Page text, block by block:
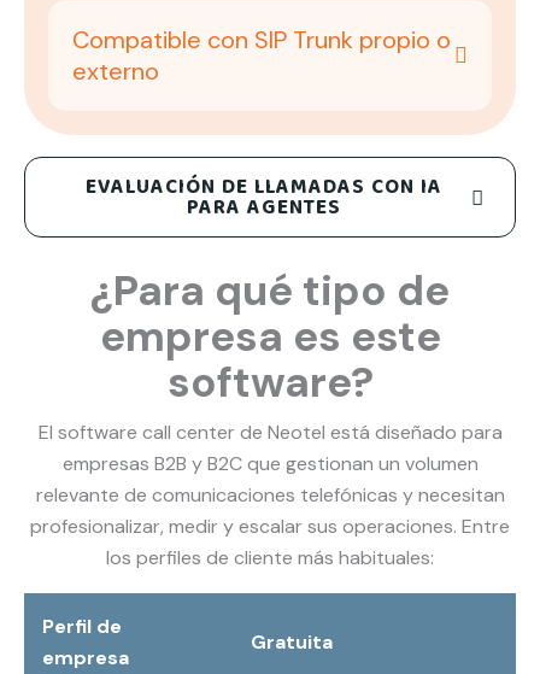
Compatible con SIP Trunk propio o
externo
EVALUACIÓN DE LLAMADAS CON IA
PARA AGENTES
¿Para qué tipo de
empresa es este
software?
El software call center de Neotel está diseñado para
empresas B2B y B2C que gestionan un volumen
relevante de comunicaciones telefónicas y necesitan
profesionalizar, medir y escalar sus operaciones. Entre
los perfiles de cliente más habituales:
Perfil de
empresa
Gratuita